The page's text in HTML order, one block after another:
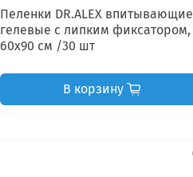
Пеленки DR.ALEX впитывающие
гелевые с липким фиксатором,
60х90 см /30 шт
В корзину